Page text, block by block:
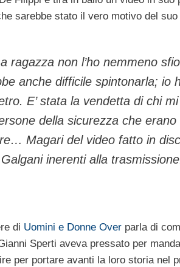
sarebbe stato il vero motivo del
ragazza non l’ho nemmeno
anche difficile spintonarla; io
E’ stata la vendetta di chi
della sicurezza che
Magari del video fatto in
inerenti alla
di Uomini e Donne Over parla di
Sperti aveva pressato per
per portare avanti la loro storia nel